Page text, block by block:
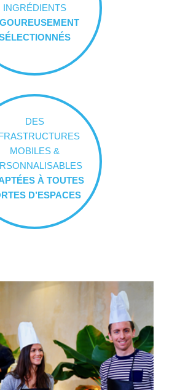
INGRÉDIENTS
DES
MOBILES &
À TOUTES
D’ESPACES